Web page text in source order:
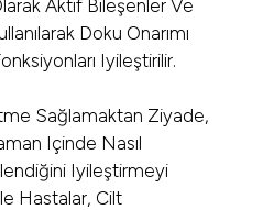
Aktif Bileşenler Ve
Doku Onarımı
Iyileştirilir.
Sağlamaktan Ziyade,
Içinde Nasıl
Iyileştirmeyi
Hastalar, Cilt